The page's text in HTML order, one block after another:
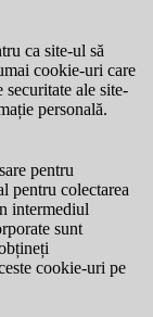
ca site-ul să
cookie-uri care
ale site-
personală.
pentru
pentru colectarea
intermediul
sunt
cookie-uri pe